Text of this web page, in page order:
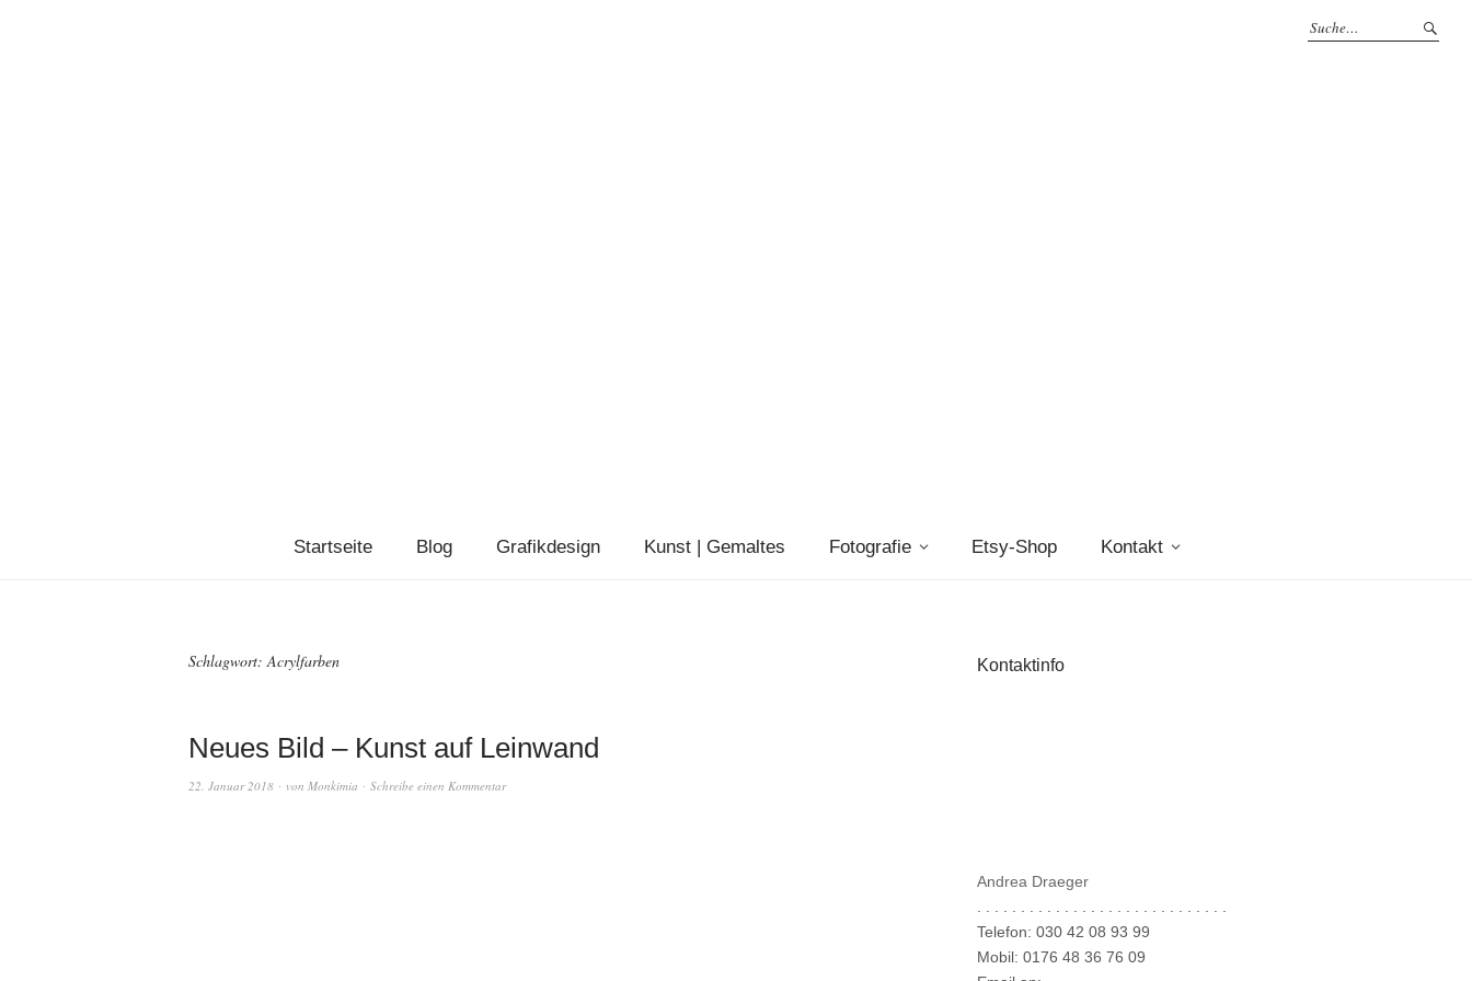
Startseite Blog Grafikdesign Kunst | Gemaltes Fotografie Etsy-Shop Kontakt
Schlagwort:Acrylfarben
Neues Bild – Kunst auf Leinwand
22. Januar 2018 von Monkimia Schreibe einen Kommentar
Kontaktinfo
Andrea Draeger
Telefon: 030 42 08 93 99
Mobil: 0176 48 36 76 09